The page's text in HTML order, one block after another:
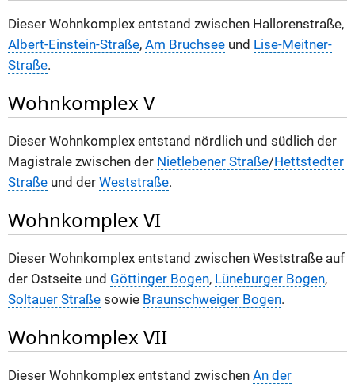
Dieser Wohnkomplex entstand zwischen Hallorenstraße,
Albert-Einstein-Straße, Am Bruchsee und Lise-Meitner-
Straße.
Wohnkomplex V
Dieser Wohnkomplex entstand nördlich und südlich der
Magistrale zwischen der Nietlebener Straße/Hettstedter
Straße und der Weststraße.
Wohnkomplex VI
Dieser Wohnkomplex entstand zwischen Weststraße auf
der Ostseite und Göttinger Bogen, Lüneburger Bogen,
Soltauer Straße sowie Braunschweiger Bogen.
Wohnkomplex VII
Dieser Wohnkomplex entstand zwischen An der